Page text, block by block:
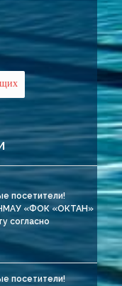
посетители!
«ФОК «ОКТАН»
согласно
посетители!